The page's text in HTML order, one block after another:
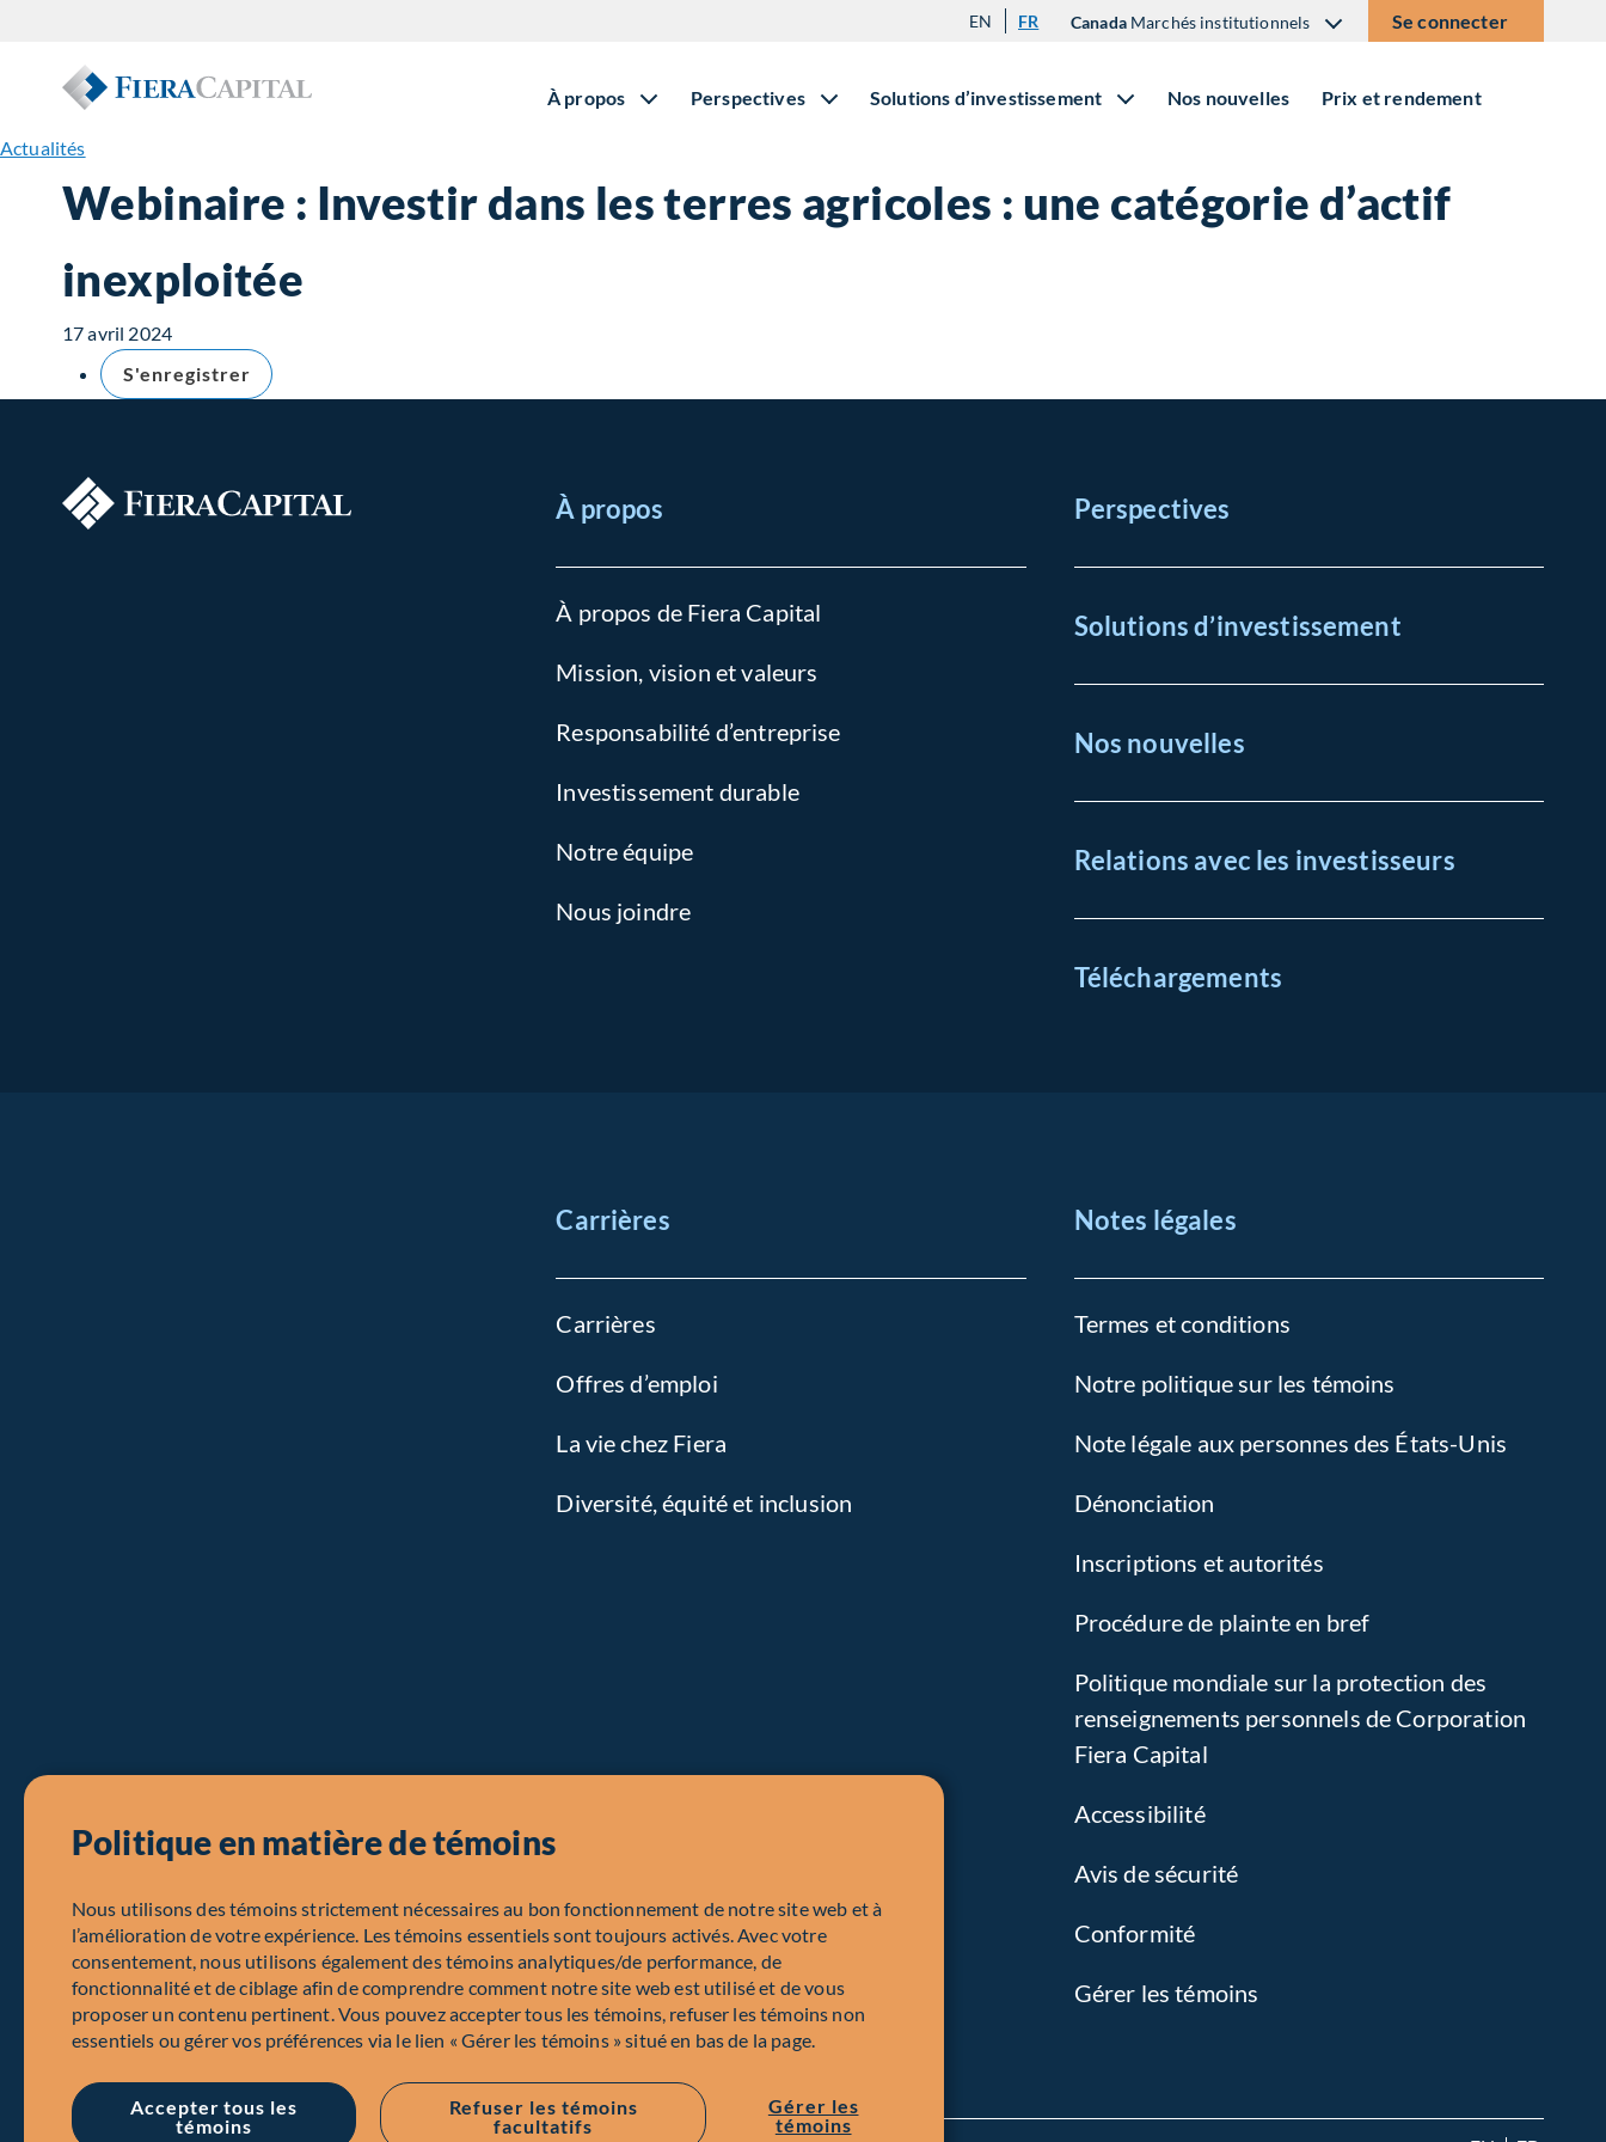
EN FR Canada Marchés institutionnels Se connecter
À propos Perspectives Solutions d’investissement Nos nouvelles Prix et rendement
Actualités
Webinaire : Investir dans les terres agricoles : une catégorie d’actif
inexploitée
17 avril 2024
S'enregistrer
À propos
À propos de Fiera Capital
Mission, vision et valeurs
Responsabilité d’entreprise
Investissement durable
Notre équipe
Nous joindre
Perspectives
Solutions d’investissement
Nos nouvelles
Relations avec les investisseurs
Téléchargements
Carrières
Carrières
Offres d’emploi
La vie chez Fiera
Diversité, équité et inclusion
Notes légales
Termes et conditions
Notre politique sur les témoins
Note légale aux personnes des États-Unis
Dénonciation
Inscriptions et autorités
Procédure de plainte en bref
Politique mondiale sur la protection des
renseignements personnels de Corporation
Fiera Capital
Accessibilité
Avis de sécurité
Conformité
Gérer les témoins
Politique en matière de témoins
Nous utilisons des témoins strictement nécessaires au bon fonctionnement de notre site web et à
l’amélioration de votre expérience. Les témoins essentiels sont toujours activés. Avec votre
consentement, nous utilisons également des témoins analytiques/de performance, de
fonctionnalité et de ciblage afin de comprendre comment notre site web est utilisé et de vous
proposer un contenu pertinent. Vous pouvez accepter tous les témoins, refuser les témoins non
essentiels ou gérer vos préférences via le lien « Gérer les témoins » situé en bas de la page.
Accepter tous les
témoins
Refuser les témoins
facultatifs
Gérer les
témoins